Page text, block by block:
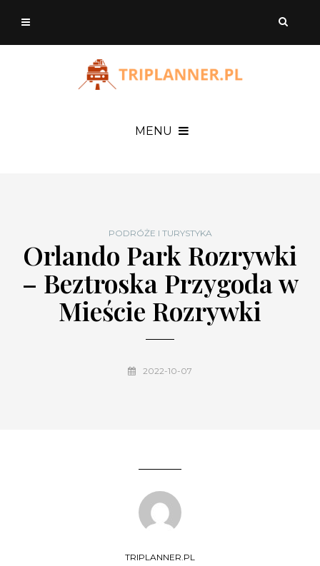
MENU
PODRÓŻE I TURYSTYKA
Orlando Park Rozrywki
– Beztroska Przygoda w
Mieście Rozrywki
2022-10-07
TRIPLANNER.PL